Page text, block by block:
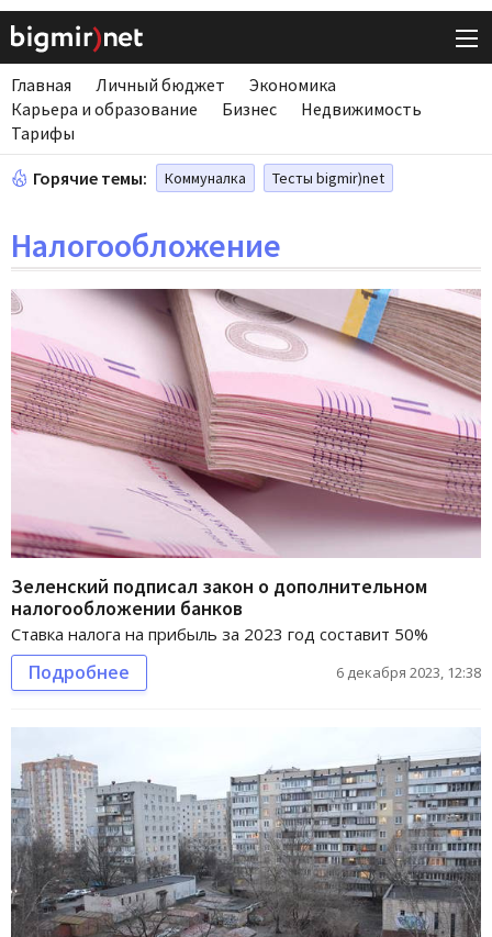
Главная Личный бюджет
Экономика
Карьера и образование
Бизнес
Недвижимость
Тарифы
Горячие темы: Коммуналка Тесты bigmir)net
Налогообложение
Зеленский подписал закон о дополнительном
налогообложении банков
Ставка налога на прибыль за 2023 год составит 50%
Подробнее 6 декабря 2023, 12:38